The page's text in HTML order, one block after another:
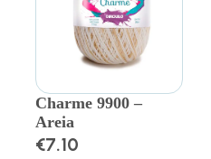
Charme 9900 –
Areia
€7.10